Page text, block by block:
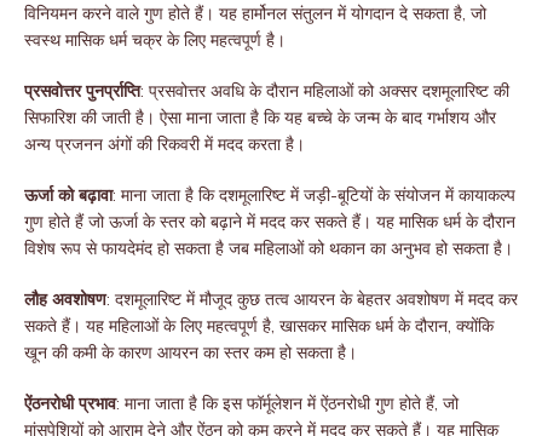
विनियमन करने वाले गुण होते हैं। यह हार्मोनल संतुलन में योगदान दे सकता है, जो
स्वस्थ मासिक धर्म चक्र के लिए महत्वपूर्ण है।
प्रसवोत्तर पुनर्प्राप्ति: प्रसवोत्तर अवधि के दौरान महिलाओं को अक्सर दशमूलारिष्ट की
सिफारिश की जाती है। ऐसा माना जाता है कि यह बच्चे के जन्म के बाद गर्भाशय और
अन्य प्रजनन अंगों की रिकवरी में मदद करता है।
ऊर्जा को बढ़ावा: माना जाता है कि दशमूलारिष्ट में जड़ी-बूटियों के संयोजन में कायाकल्प
गुण होते हैं जो ऊर्जा के स्तर को बढ़ाने में मदद कर सकते हैं। यह मासिक धर्म के दौरान
विशेष रूप से फायदेमंद हो सकता है जब महिलाओं को थकान का अनुभव हो सकता है।
लौह अवशोषण: दशमूलारिष्ट में मौजूद कुछ तत्व आयरन के बेहतर अवशोषण में मदद कर
सकते हैं। यह महिलाओं के लिए महत्वपूर्ण है, खासकर मासिक धर्म के दौरान, क्योंकि
खून की कमी के कारण आयरन का स्तर कम हो सकता है।
ऐंठनरोधी प्रभाव: माना जाता है कि इस फॉर्मूलेशन में ऐंठनरोधी गुण होते हैं, जो
मांसपेशियों को आराम देने और ऐंठन को कम करने में मदद कर सकते हैं। यह मासिक